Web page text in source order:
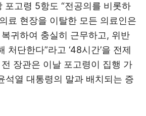
포고령 5항도 “전공의를 비롯하
료 현장을 이탈한 모든 의료인은
귀하여 충실히 근무하고, 위반
처단한다”라고 ‘48시간’을 전제
장관은 이날 포고령이 집행 가
석열 대통령의 말과 배치되는 증